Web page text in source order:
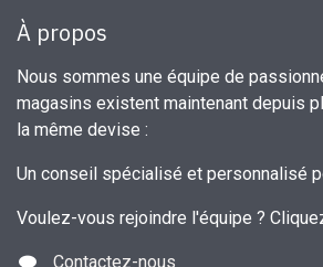
À propos
Nous sommes une équipe de
magasins existent maintenant depuis
la même devise :
Un conseil spécialisé et personnalisé
Voulez-vous rejoindre l'équipe ?
Contactez-nous